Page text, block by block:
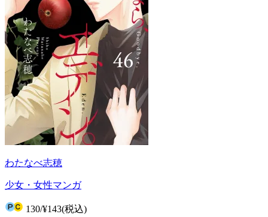
わたなべ志穂
少女・女性マンガ
130/¥143(税込)